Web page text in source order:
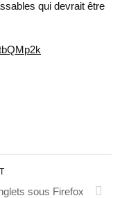
qui devrait être
sous Firefox